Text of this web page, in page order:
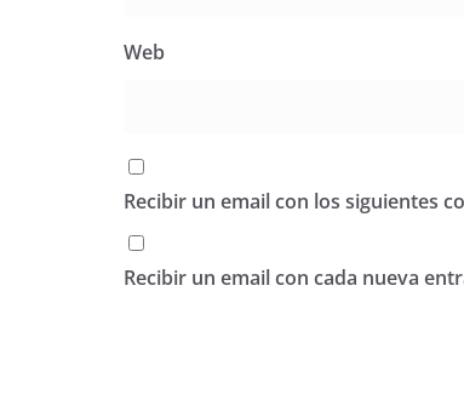
Web
Recibir un email con los siguientes
Recibir un email con cada nueva